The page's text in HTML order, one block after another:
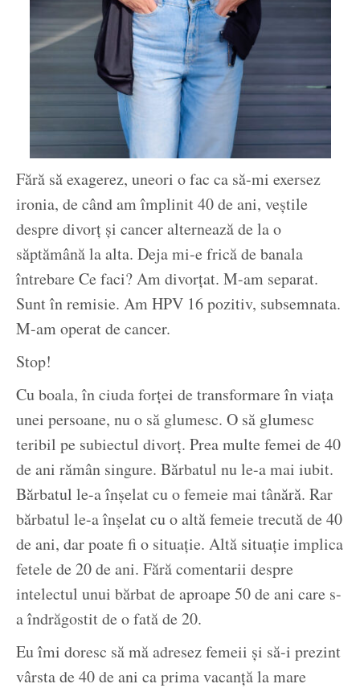
Fără să exagerez, uneori o fac ca să-mi exersez
ironia, de când am împlinit 40 de ani, veștile
despre divorț și cancer alternează de la o
săptămână la alta. Deja mi-e frică de banala
întrebare Ce faci? Am divorțat. M-am separat.
Sunt în remisie. Am HPV 16 pozitiv, subsemnata.
M-am operat de cancer.
Stop!
Cu boala, în ciuda forței de transformare în viața
unei persoane, nu o să glumesc. O să glumesc
teribil pe subiectul divorț. Prea multe femei de 40
de ani rămân singure. Bărbatul nu le-a mai iubit.
Bărbatul le-a înșelat cu o femeie mai tânără. Rar
bărbatul le-a înșelat cu o altă femeie trecută de 40
de ani, dar poate fi o situație. Altă situație implica
fetele de 20 de ani. Fără comentarii despre
intelectul unui bărbat de aproape 50 de ani care s-
a îndrăgostit de o fată de 20.
Eu îmi doresc să mă adresez femeii și să-i prezint
vârsta de 40 de ani ca prima vacanță la mare